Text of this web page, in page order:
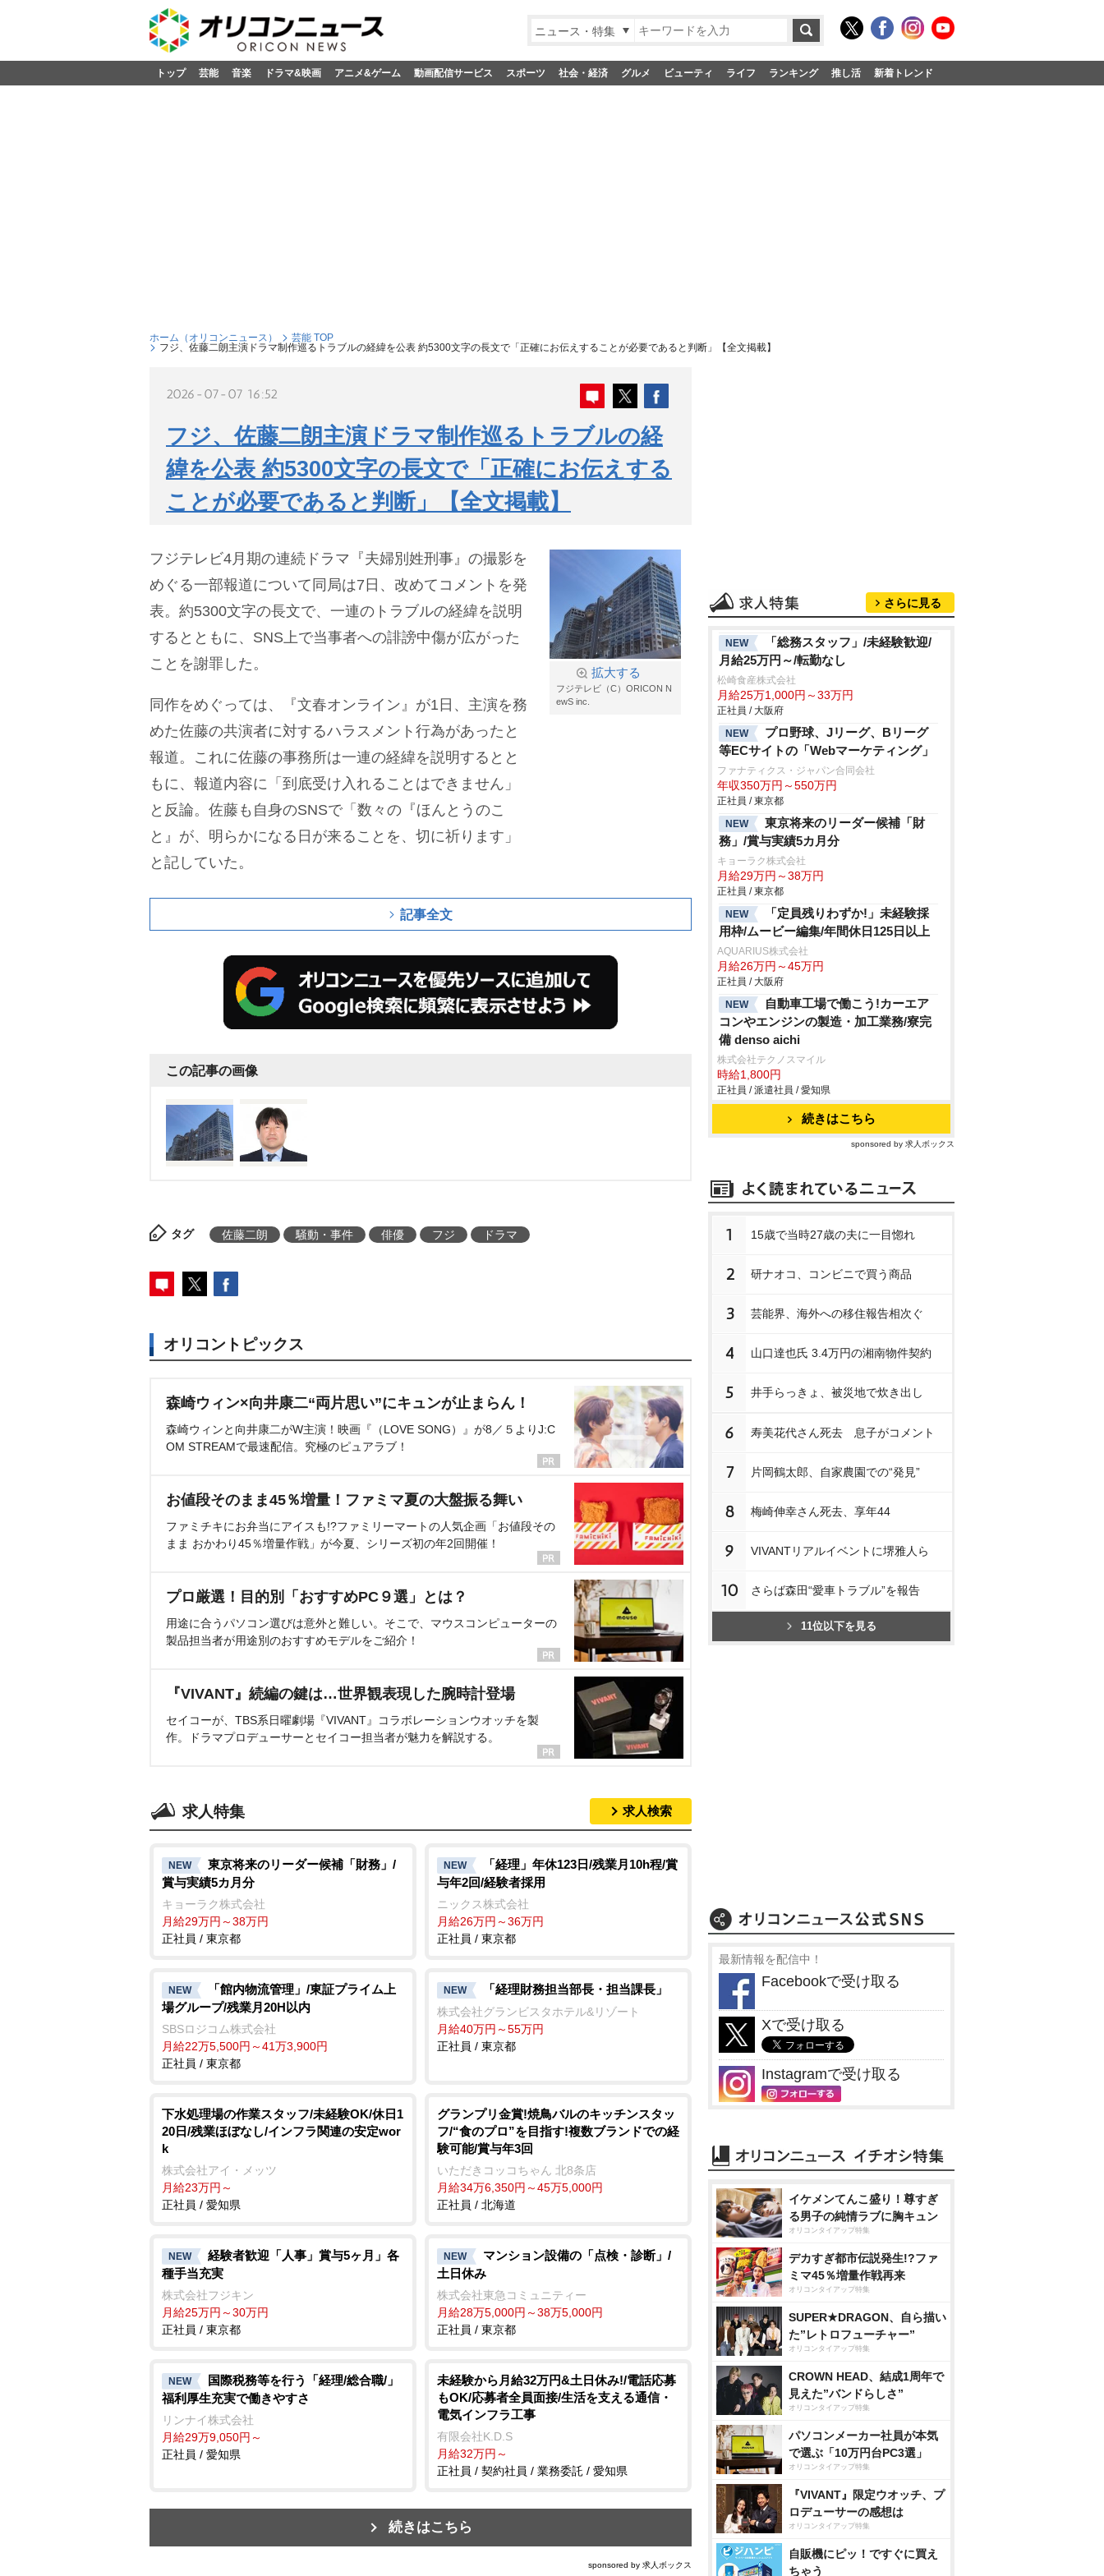
ニュース・特集
トップ 芸能 音楽 ドラマ&映画 アニメ&ゲーム 動画配信サービス スポーツ 社会・経済 グルメ ビューティ ライフ ランキング 推し活 新着トレンド
ホーム（オリコンニュース）
芸能 TOP
フジ、佐藤二朗主演ドラマ制作巡るトラブルの経緯を公表 約5300文字の長文で「正確にお伝えすることが必要であると判断」【全文掲載】
2026-07-07 16:52
フジ、佐藤二朗主演ドラマ制作巡るトラブルの経
緯を公表 約5300文字の長文で「正確にお伝えする
ことが必要であると判断」【全文掲載】
拡大する
フジテレビ（C）ORICON N
ewS inc.
フジテレビ4月期の連続ドラマ『夫婦別姓刑事』の撮影を
めぐる一部報道について同局は7日、改めてコメントを発
表。約5300文字の長文で、一連のトラブルの経緯を説明
するとともに、SNS上で当事者への誹謗中傷が広がった
ことを謝罪した。
同作をめぐっては、『文春オンライン』が1日、主演を務
めた佐藤の共演者に対するハラスメント行為があったと
報道。これに佐藤の事務所は一連の経緯を説明するとと
もに、報道内容に「到底受け入れることはできません」
と反論。佐藤も自身のSNSで「数々の『ほんとうのこ
と』が、明らかになる日が来ることを、切に祈ります」
と記していた。
記事全文
この記事の画像
タグ 佐藤二朗 騒動・事件 俳優 フジ ドラマ
オリコントピックス
森崎ウィン×向井康二“両片思い”にキュンが止まらん！
森崎ウィンと向井康二がW主演！映画『（LOVE SONG）』が8／５よりJ:C
OM STREAMで最速配信。究極のピュアラブ！
お値段そのまま45％増量！ファミマ夏の大盤振る舞い
ファミチキにお弁当にアイスも!?ファミリーマートの人気企画「お値段その
まま おかわり45％増量作戦」が今夏、シリーズ初の年2回開催！
プロ厳選！目的別「おすすめPC９選」とは？
用途に合うパソコン選びは意外と難しい。そこで、マウスコンピューターの
製品担当者が用途別のおすすめモデルをご紹介！
『VIVANT』続編の鍵は…世界観表現した腕時計登場
セイコーが、TBS系日曜劇場『VIVANT』コラボレーションウオッチを製
作。ドラマプロデューサーとセイコー担当者が魅力を解説する。
求人特集 求人検索
NEW
東京将来のリーダー候補「財務」/
賞与実績5カ月分
キョーラク株式会社
月給29万円～38万円
正社員 / 東京都
NEW
「経理」年休123日/残業月10h程/賞
与年2回/経験者採用
ニックス株式会社
月給26万円～36万円
正社員 / 東京都
NEW
「館内物流管理」/東証プライム上
場グループ/残業月20H以内
SBSロジコム株式会社
月給22万5,500円～41万3,900円
正社員 / 東京都
NEW 「経理財務担当部長・担当課長」
株式会社グランビスタホテル&リゾート
月給40万円～55万円
正社員 / 東京都
下水処理場の作業スタッフ/未経験OK/休日1
20日/残業ほぼなし/インフラ関連の安定wor
k
株式会社アイ・メッツ
月給23万円～
正社員 / 愛知県
グランプリ金賞!焼鳥バルのキッチンスタッ
フ/“食のプロ”を目指す!複数ブランドでの経
験可能/賞与年3回
いただきコッコちゃん 北8条店
月給34万6,350円～45万5,000円
正社員 / 北海道
NEW
経験者歓迎「人事」賞与5ヶ月」各
種手当充実
株式会社フジキン
月給25万円～30万円
正社員 / 東京都
NEW
マンション設備の「点検・診断」/
土日休み
株式会社東急コミュニティー
月給28万5,000円～38万5,000円
正社員 / 東京都
NEW
国際税務等を行う「経理/総合職/」
福利厚生充実で働きやすさ
リンナイ株式会社
月給29万9,050円～
正社員 / 愛知県
未経験から月給32万円&土日休み!/電話応募
もOK/応募者全員面接/生活を支える通信・
電気インフラ工事
有限会社K.D.S
月給32万円～
正社員 / 契約社員 / 業務委託 / 愛知県
続きはこちら
sponsored by 求人ボックス
さらに見る
NEW
「総務スタッフ」/未経験歓迎/
月給25万円～/転勤なし
松崎食産株式会社
月給25万1,000円～33万円
正社員 / 大阪府
NEW
プロ野球、Jリーグ、Bリーグ
等ECサイトの「Webマーケティング」
ファナティクス・ジャパン合同会社
年収350万円～550万円
正社員 / 東京都
NEW
東京将来のリーダー候補「財
務」/賞与実績5カ月分
キョーラク株式会社
月給29万円～38万円
正社員 / 東京都
NEW
「定員残りわずか!」未経験採
用枠/ムービー編集/年間休日125日以上
AQUARIUS株式会社
月給26万円～45万円
正社員 / 大阪府
NEW
自動車工場で働こう!カーエア
コンやエンジンの製造・加工業務/寮完
備 denso aichi
株式会社テクノスマイル
時給1,800円
正社員 / 派遣社員 / 愛知県
続きはこちら
sponsored by 求人ボックス
1 15歳で当時27歳の夫に一目惚れ
2 研ナオコ、コンビニで買う商品
3 芸能界、海外への移住報告相次ぐ
4 山口達也氏 3.4万円の湘南物件契約
5 井手らっきょ、被災地で炊き出し
6 寿美花代さん死去 息子がコメント
7 片岡鶴太郎、自家農園での“発見”
8 梅崎伸幸さん死去、享年44
9 VIVANTリアルイベントに堺雅人ら
10 さらば森田“愛車トラブル”を報告
11位以下を見る
最新情報を配信中！
Facebookで受け取る
Xで受け取る
Instagramで受け取る
イケメンてんこ盛り！尊すぎ
る男子の純情ラブに胸キュン
オリコンタイアップ特集
デカすぎ都市伝説発生!?ファ
ミマ45％増量作戦再来
オリコンタイアップ特集
SUPER★DRAGON、自ら描い
た”レトロフューチャー”
オリコンタイアップ特集
CROWN HEAD、結成1周年で
見えた”バンドらしさ”
オリコンタイアップ特集
パソコンメーカー社員が本気
で選ぶ「10万円台PC3選」
オリコンタイアップ特集
『VIVANT』限定ウオッチ、プ
ロデューサーの感想は
オリコンタイアップ特集
自販機にピッ！ですぐに買え
ちゃう